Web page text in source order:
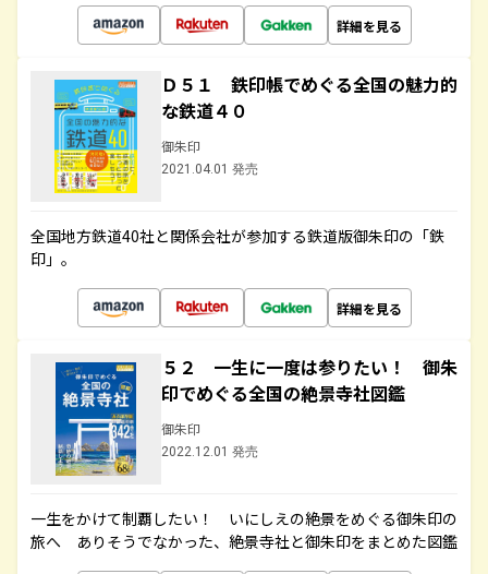
詳細を見る
Ｄ５１ 鉄印帳でめぐる全国の魅力的
な鉄道４０
御朱印
2021.04.01 発売
全国地方鉄道40社と関係会社が参加する鉄道版御朱印の「鉄
印」。
詳細を見る
５２ 一生に一度は参りたい！ 御朱
印でめぐる全国の絶景寺社図鑑
御朱印
2022.12.01 発売
一生をかけて制覇したい！ いにしえの絶景をめぐる御朱印の
旅へ ありそうでなかった、絶景寺社と御朱印をまとめた図鑑